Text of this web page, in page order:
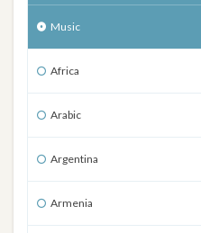
Music
Africa
Arabic
Argentina
Armenia